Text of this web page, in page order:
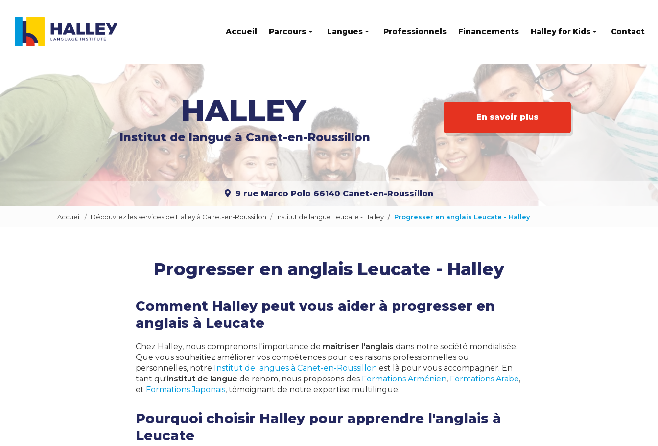
principal
Accueil Parcours
Parcours en groupe
Langues
Espagnol
Allemand
Italien
Russe
Catalan
Portugais
Chinois
Polonais
Philippin
Professionnels Financements Halley for Kids
Eveil en anglais
Stages
Kids at home
Contact
Institut de langue à Canet-en-Roussillon
En savoir plus
9 rue Marco Polo 66140 Canet-en-Roussillon
Accueil Découvrez les services de Halley à Canet-en-Roussillon Institut de langue Leucate - Halley Progresser en anglais Leucate - Halley
Progresser en anglais Leucate - Halley
Comment Halley peut vous aider à progresser en
anglais à Leucate
Chez Halley, nous comprenons l'importance de maîtriser l'anglais dans notre société mondialisée.
Que vous souhaitiez améliorer vos compétences pour des raisons professionnelles ou
personnelles, notre Institut de langues à Canet-en-Roussillon est là pour vous accompagner. En
tant qu'institut de langue de renom, nous proposons des Formations Arménien, Formations Arabe,
et Formations Japonais, témoignant de notre expertise multilingue.
Pourquoi choisir Halley pour apprendre l'anglais à
Leucate